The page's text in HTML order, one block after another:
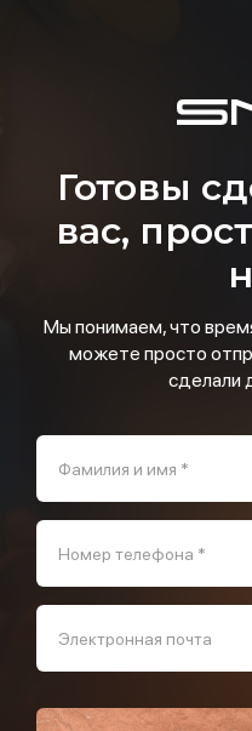
Готовы
вас,
Мы понимаем, что
можете просто
сделали
Фамилия и имя *
Номер телефона *
Электронная почта